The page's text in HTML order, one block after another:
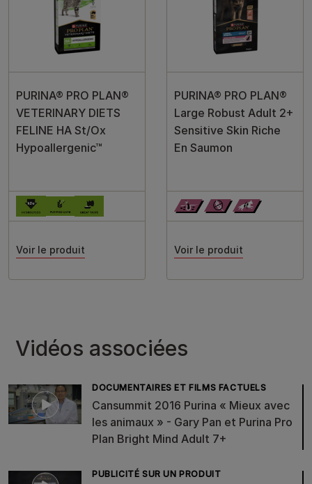
PURINA® PRO PLAN®
VETERINARY DIETS
FELINE HA St/Ox
Hypoallergenic™
Voir le produit
PURINA® PRO PLAN®
Large Robust Adult 2+
Sensitive Skin Riche
En Saumon
Voir le produit
Vidéos associées
DOCUMENTAIRES ET FILMS FACTUELS
Cansummit 2016 Purina « Mieux avec
les animaux » - Gary Pan et Purina Pro
Plan Bright Mind Adult 7+
PUBLICITÉ SUR UN PRODUIT